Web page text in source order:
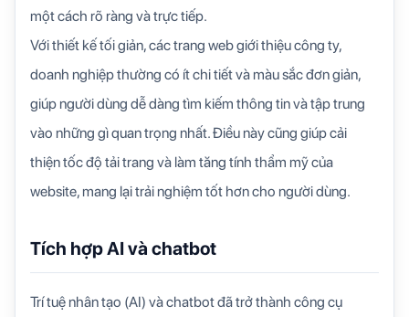
một cách rõ ràng và trực tiếp.
Với thiết kế tối giản, các trang web giới thiệu công ty,
doanh nghiệp thường có ít chi tiết và màu sắc đơn giản,
giúp người dùng dễ dàng tìm kiếm thông tin và tập trung
vào những gì quan trọng nhất. Điều này cũng giúp cải
thiện tốc độ tải trang và làm tăng tính thẩm mỹ của
website, mang lại trải nghiệm tốt hơn cho người dùng.
Tích hợp AI và chatbot
Trí tuệ nhân tạo (AI) và chatbot đã trở thành công cụ